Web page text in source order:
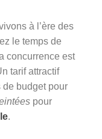
à l’ère des
le temps de
concurrence est
tarif attractif
de budget pour
pour
.